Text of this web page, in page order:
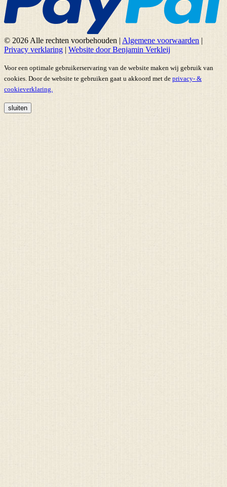
© 2026 Alle rechten voorbehouden | Algemene voorwaarden |
Privacy verklaring | Website door Benjamin Verkleij
Voor een optimale gebruikerservaring van de website maken wij gebruik van
cookies. Door de website te gebruiken gaat u akkoord met de privacy- &
cookieverklaring.
sluiten